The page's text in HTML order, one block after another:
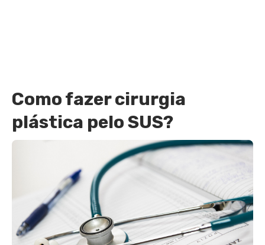
Como fazer cirurgia
plástica pelo SUS?